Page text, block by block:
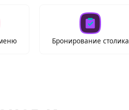
Бронирование столика